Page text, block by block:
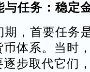
任务：稳定
，首要任务
体系。当时
步取代它们